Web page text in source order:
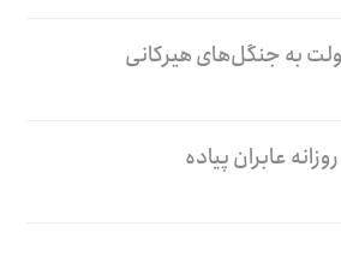
به جنگل‌های هیرکانی
عابران پیاده